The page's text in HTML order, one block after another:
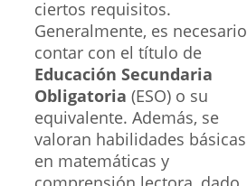
ciertos requisitos.
Generalmente, es necesario
contar con el título de
Educación Secundaria
Obligatoria (ESO) o su
equivalente. Además, se
valoran habilidades básicas
en matemáticas y